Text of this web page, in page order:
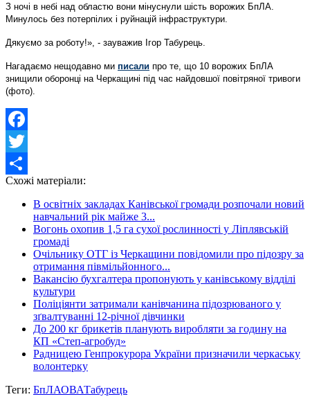
З ночі в небі над областю вони мінуснули шість ворожих БпЛА.
Минулось без потерпілих і руйнацій інфраструктури.
Дякуємо за роботу!», - зауважив Ігор Табурець.
Нагадаємо нещодавно ми писали про те, що 10 ворожих БпЛА
знищили оборонці на Черкащині під час найдовшої повітряної тривоги
(фото).
Facebook
Twitter
Share
Схожі матеріали:
В освітніх закладах Канівської громади розпочали новий
навчальний рік майже 3...
Вогонь охопив 1,5 га сухої рослинності у Ліплявській
громаді
Очільнику ОТГ із Черкащини повідомили про підозру за
отримання півмільйонного...
Вакансію бухгалтера пропонують у канівському відділі
культури
Поліціянти затримали канівчанина підозрюваного у
зґвалтуванні 12-річної дівчинки
До 200 кг брикетів планують виробляти за годину на
КП «Степ-агробуд»
Радницею Генпрокурора України призначили черкаську
волонтерку
Теги: БпЛАОВАТабурець